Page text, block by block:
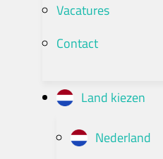
Vacatures
Contact
Land kiezen
Nederland